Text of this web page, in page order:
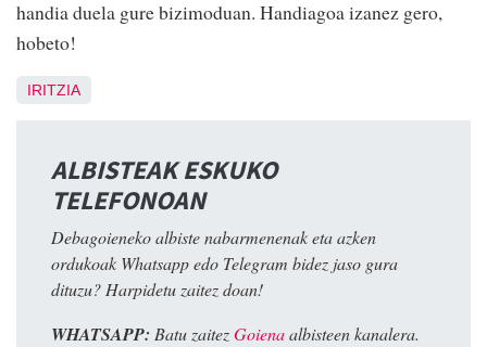
handia duela gure bizimoduan. Handiagoa izanez gero,
hobeto!
IRITZIA
ALBISTEAK ESKUKO
TELEFONOAN
Debagoieneko albiste nabarmenenak eta azken
ordukoak Whatsapp edo Telegram bidez jaso gura
dituzu? Harpidetu zaitez doan!
WHATSAPP: Batu zaitezGoienaalbisteen kanalera.